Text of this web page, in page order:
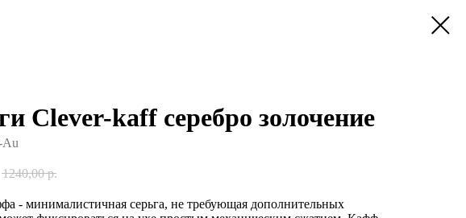
Clever-kaff серебро золочение
Au
1240,00 р.
- минималистичная серьга, не требующая дополнительных